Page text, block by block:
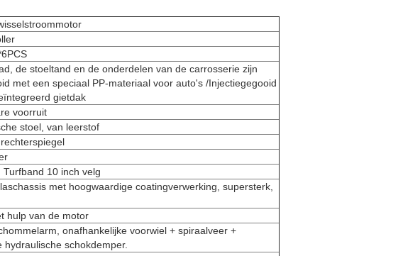
de stoeltand en de onderdelen van de carrosserie zijn
met een speciaal PP-materiaal voor auto's /Injectiegegooid
gietdak
voorruit
stoel, van leerstof
Turfband 10 inch velg
met hoogwaardige coatingverwerking, supersterk,
hulp van de motor
onafhankelijke voorwiel + spiraalveer +
hydraulische schokdemper.